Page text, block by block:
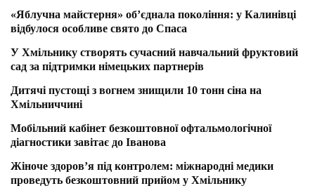
«Яблучна майстерня» об’єднала покоління: у Калинівці
відбулося особливе свято до Спаса
У Хмільнику створять сучасний навчальний фруктовий
сад за підтримки німецьких партнерів
Дитячі пустощі з вогнем знищили 10 тонн сіна на
Хмільниччині
Мобільний кабінет безкоштовної офтальмологічної
діагностики завітає до Іванова
Жіноче здоров’я під контролем: міжнародні медики
проведуть безкоштовний прийом у Хмільнику